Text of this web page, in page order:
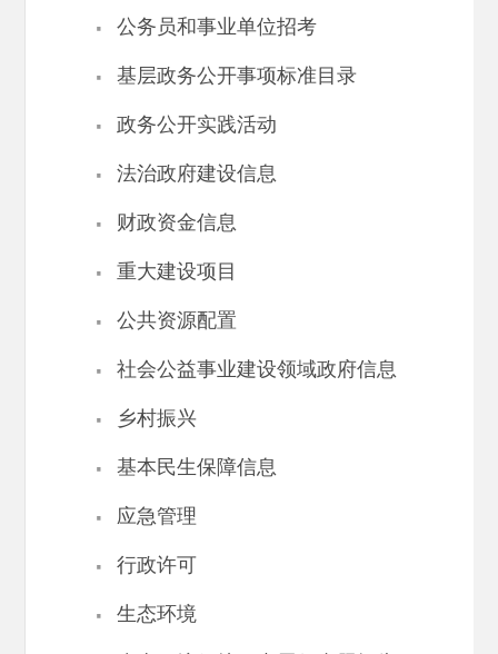
· 公务员和事业单位招考
· 基层政务公开事项标准目录
· 政务公开实践活动
· 法治政府建设信息
· 财政资金信息
· 重大建设项目
· 公共资源配置
· 社会公益事业建设领域政府信息
· 乡村振兴
· 基本民生保障信息
· 应急管理
· 行政许可
· 生态环境